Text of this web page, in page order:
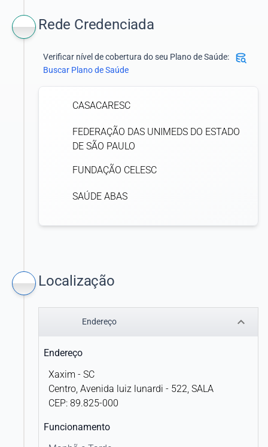
Rede Credenciada
Verificar nível de cobertura do seu Plano de Saúde:
Buscar Plano de Saúde
CASACARESC
FEDERAÇÃO DAS UNIMEDS DO ESTADO
DE SÃO PAULO
FUNDAÇÃO CELESC
SAÚDE ABAS
SIM
UNIMED ALFENAS
UNIMED ALTO DA SERRA
UNIMED ALTO JACUÍ
UNIMED ALTO SÃO FRANCISCO
UNIMED ANHANGUERA COOPERATIVA
Localização
Endereço keyboard_arrow_down
Endereço
Xaxim - SC
Centro, Avenida luiz lunardi - 522, SALA
CEP: 89.825-000
Funcionamento